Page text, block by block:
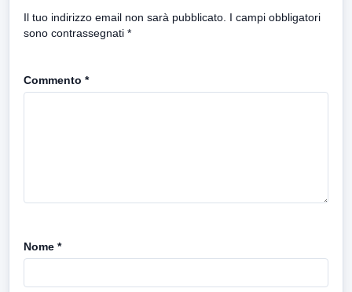
Il tuo indirizzo email non sarà pubblicato. I campi obbligatori
sono contrassegnati *
Commento *
Nome *